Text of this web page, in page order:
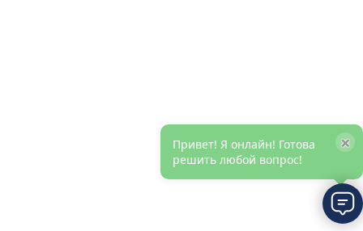
Привет! Я онлайн! Готова
решить любой вопрос!
×